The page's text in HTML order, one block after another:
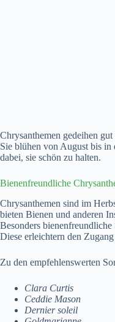
Chrysanthemen gedeihen
Sie blühen von August bis in
dabei, sie schön zu halten.
Bienenfreundliche
Chrysanthemen sind im
bieten Bienen und anderen
Besonders
Diese erleichtern den
Zu den empfehlenswerten
Clara Curtis
Ceddie Mason
Dernier soleil